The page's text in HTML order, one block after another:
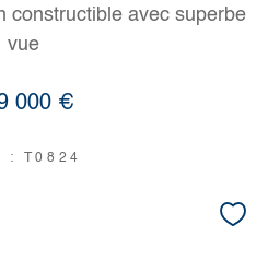
constructible avec superbe
vue
000 €
: T0824